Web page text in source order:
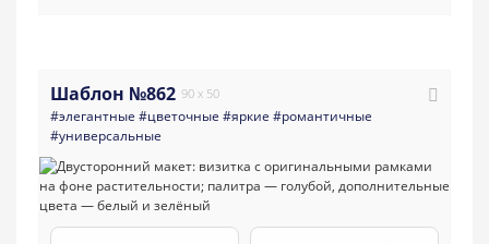
Шаблон №862 90 x 50
#элегантные #цветочные #яркие #романтичные
#универсальные